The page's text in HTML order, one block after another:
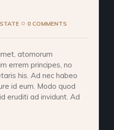
0 COMMENTS
atomorum
errem principes, no
his. Ad nec habeo
id eum. Modo quod
eruditi ad invidunt. Ad